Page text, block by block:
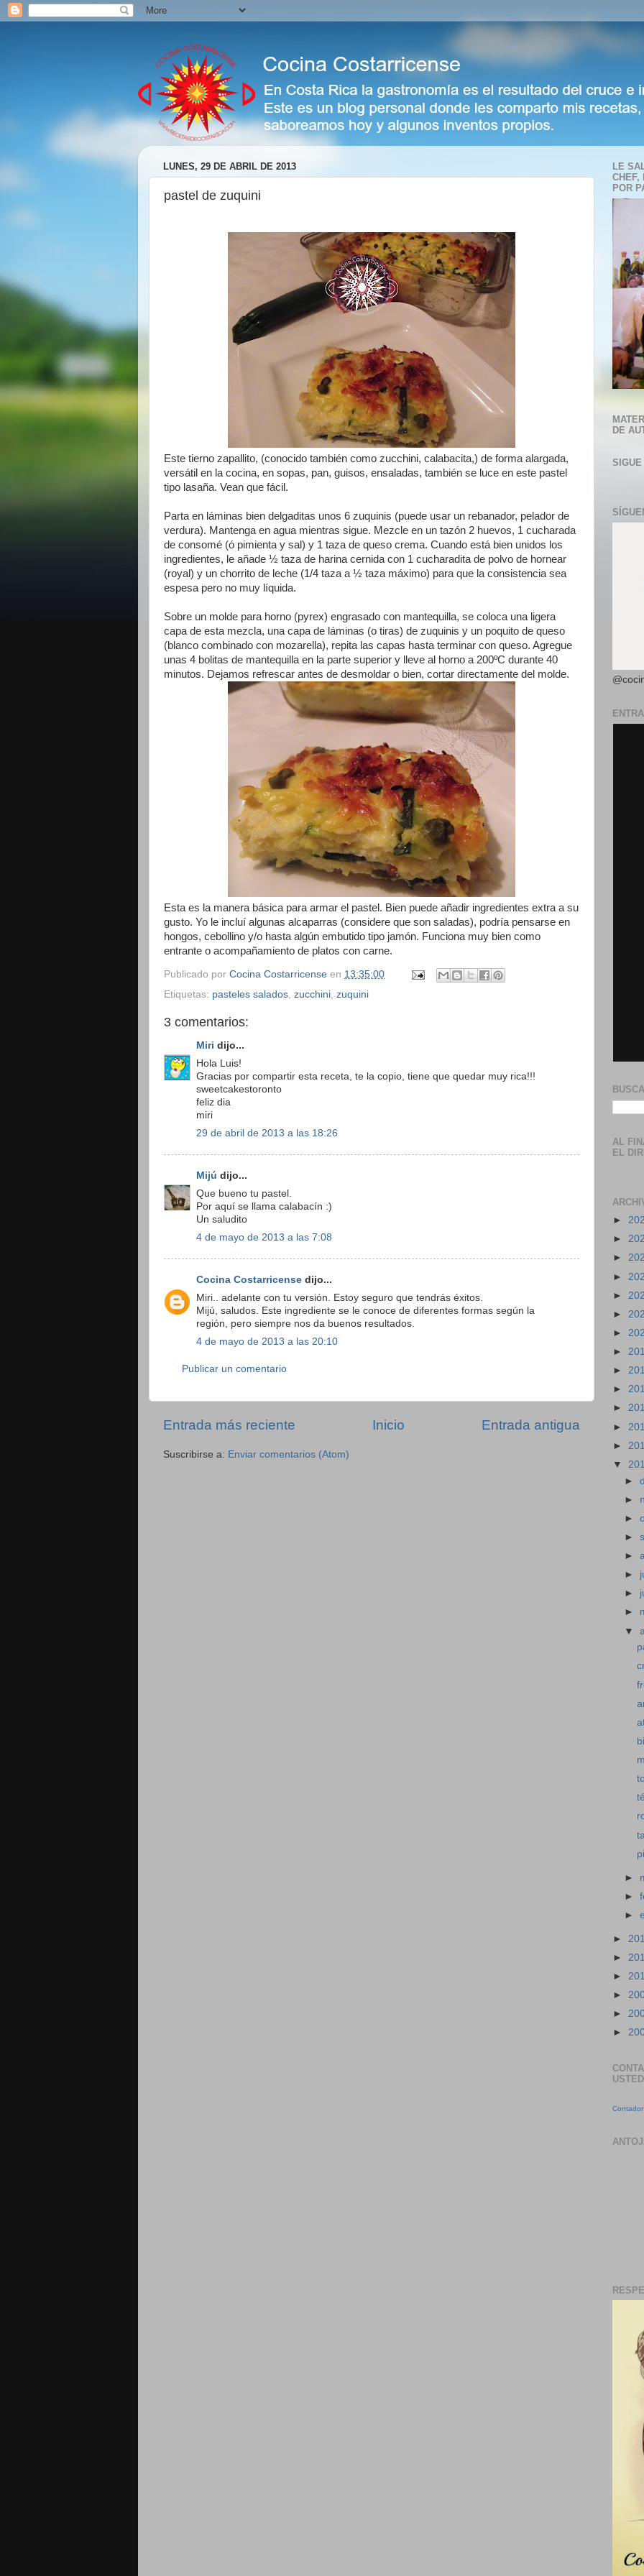
LUNES, 29 DE ABRIL DE 2013
pastel de zuquini
Este tierno zapallito, (conocido también como zucchini, calabacita,) de forma alargada,
versátil en la cocina, en sopas, pan, guisos, ensaladas, también se luce en este pastel
tipo lasaña. Vean que fácil.
Parta en láminas bien delgaditas unos 6 zuquinis (puede usar un rebanador, pelador de
verdura). Mantenga en agua mientras sigue. Mezcle en un tazón 2 huevos, 1 cucharada
de consomé (ó pimienta y sal) y 1 taza de queso crema. Cuando está bien unidos los
ingredientes, le añade ½ taza de harina cernida con 1 cucharadita de polvo de hornear
(royal) y un chorrito de leche (1/4 taza a ½ taza máximo) para que la consistencia sea
espesa pero no muy líquida.
Sobre un molde para horno (pyrex) engrasado con mantequilla, se coloca una ligera
capa de esta mezcla, una capa de láminas (o tiras) de zuquinis y un poquito de queso
(blanco combinado con mozarella), repita las capas hasta terminar con queso. Agregue
unas 4 bolitas de mantequilla en la parte superior y lleve al horno a 200ºC durante 40
minutos. Dejamos refrescar antes de desmoldar o bien, cortar directamente del molde.
Esta es la manera básica para armar el pastel. Bien puede añadir ingredientes extra a su
gusto. Yo le incluí algunas alcaparras (considere que son saladas), podría pensarse en
hongos, cebollino y/o hasta algún embutido tipo jamón. Funciona muy bien como
entrante o acompañamiento de platos con carne.
Publicado por Cocina Costarricense en 13:35:00
Etiquetas: pasteles salados zucchini zuquini
3 comentarios:
Miri dijo...
Hola Luis!
Gracias por compartir esta receta, te la copio, tiene que quedar muy rica!!!
sweetcakestoronto
feliz dia
miri
29 de abril de 2013 a las 18:26
Mijú dijo...
Que bueno tu pastel.
Por aquí se llama calabacín :)
Un saludito
4 de mayo de 2013 a las 7:08
Cocina Costarricense dijo...
Miri.. adelante con tu versión. Estoy seguro que tendrás éxitos.
Mijú, saludos. Este ingrediente se le conoce de diferentes formas según la
región, pero siempre nos da buenos resultados.
4 de mayo de 2013 a las 20:10
Publicar un comentario
Entrada más reciente Entrada antigua
Inicio
Suscribirse a: Enviar comentarios (Atom)
LE
CHEF,
POR
DE
AL
EL
►
►
►
►
►
►
►
►
►
►
►
►
►
▼
►
►
►
►
►
►
►
►
▼
►
►
►
►
►
►
►
►
►